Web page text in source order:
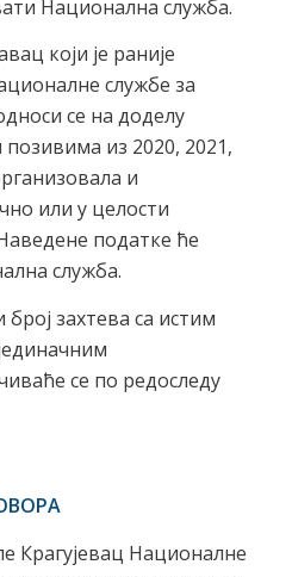
Национална служба.
који је раније
службе за
се на доделу
позивима из 2020, 2021,
и
или у целости
податке ће
служба.
захтева са истим
се по редоследу
Крагујевац Националне